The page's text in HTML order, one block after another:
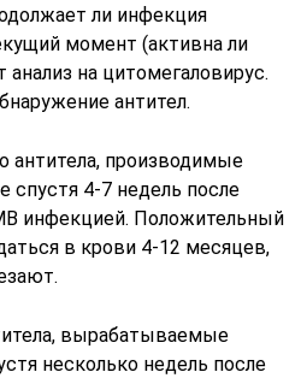
ли инфекция
момент (активна ли
анализ на цитомегаловирус.
антител.
антитела, производимые
4-7 недель после
инфекцией. Положительный
в крови 4-12 месяцев,
вырабатываемые
несколько недель после